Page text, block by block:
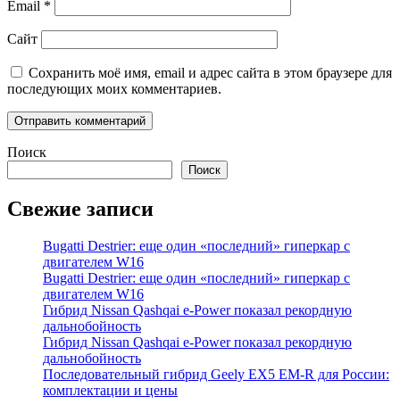
Email *
Сайт
Сохранить моё имя, email и адрес сайта в этом браузере для
последующих моих комментариев.
Поиск
Поиск
Свежие записи
Bugatti Destrier: еще один «последний» гиперкар с
двигателем W16
Bugatti Destrier: еще один «последний» гиперкар с
двигателем W16
Гибрид Nissan Qashqai e-Power показал рекордную
дальнобойность
Гибрид Nissan Qashqai e-Power показал рекордную
дальнобойность
Последовательный гибрид Geely EX5 EM-R для России:
комплектации и цены